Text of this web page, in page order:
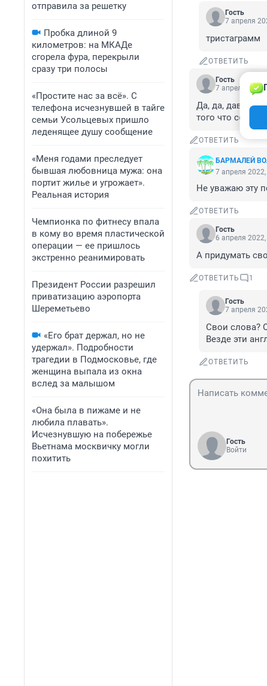
отправила за решетку
Пробка длиной 9
километров: на МКАДе
сгорела фура, перекрыли
сразу три полосы
«Простите нас за всё». С
телефона исчезнувшей в тайге
семьи Усольцевых пришло
леденящее душу сообщение
«Меня годами преследует
бывшая любовница мужа: она
портит жилье и угрожает».
Реальная история
Чемпионка по фитнесу впала
в кому во время пластической
операции — ее пришлось
экстренно реанимировать
Президент России разрешил
приватизацию аэропорта
Шереметьево
«Его брат держал, но не
удержал». Подробности
трагедии в Подмосковье, где
женщина выпала из окна
вслед за малышом
«Она была в пижаме и не
любила плавать».
Исчезнувшую на побережье
Вьетнама москвичку могли
похитить
Гость
7 апреля
тристаграмм
ОТВЕТИТЬ
Гость
7 апреля
Да, да, давай
того что сотни
ОТВЕТИТЬ
БАРМАЛЕЙ
7 апреля
Не уважаю эту
ОТВЕТИТЬ
Гость
6 апреля
А придумать
ОТВЕТИТЬ 1
Гость
7 апреля
Свои слова?
Везде эти
ОТВЕТИТЬ
Гость
Войти